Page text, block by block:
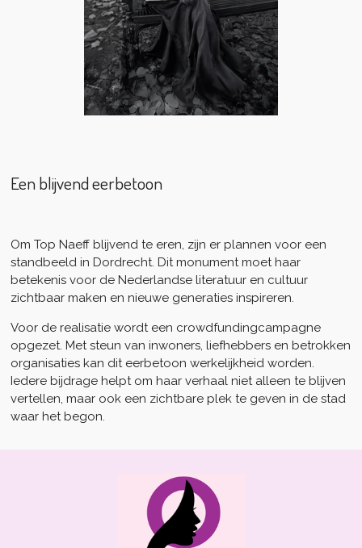
Een blijvend eerbetoon
Om Top Naeffblijvend te eren, zijn er plannen voor een
standbeeld in Dordrecht. Dit monument moet haar
betekenis voor de Nederlandse literatuur en cultuur
zichtbaar maken en nieuwe generaties inspireren.
Voor de realisatie wordt een crowdfundingcampagne
opgezet. Met steun van inwoners, liefhebbers en betrokken
organisaties kan dit eerbetoon werkelijkheid worden.
Iedere bijdrage helpt om haar verhaal niet alleen te blijven
vertellen, maar ook een zichtbare plek te geven in de stad
waar het begon.